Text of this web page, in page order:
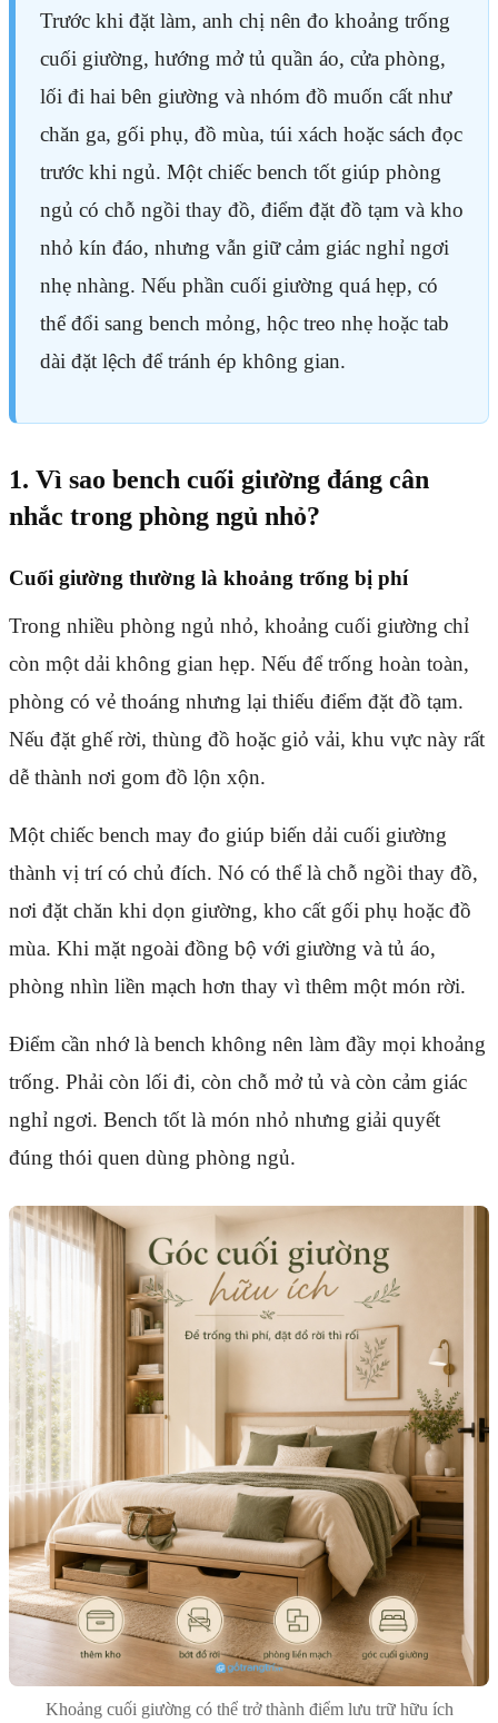
Trước khi đặt làm, anh chị nên đo khoảng trống
cuối giường, hướng mở tủ quần áo, cửa phòng,
lối đi hai bên giường và nhóm đồ muốn cất như
chăn ga, gối phụ, đồ mùa, túi xách hoặc sách đọc
trước khi ngủ. Một chiếc bench tốt giúp phòng
ngủ có chỗ ngồi thay đồ, điểm đặt đồ tạm và kho
nhỏ kín đáo, nhưng vẫn giữ cảm giác nghỉ ngơi
nhẹ nhàng. Nếu phần cuối giường quá hẹp, có
thể đổi sang bench mỏng, hộc treo nhẹ hoặc tab
dài đặt lệch để tránh ép không gian.
1. Vì sao bench cuối giường đáng cân
nhắc trong phòng ngủ nhỏ?
Cuối giường thường là khoảng trống bị phí
Trong nhiều phòng ngủ nhỏ, khoảng cuối giường chỉ
còn một dải không gian hẹp. Nếu để trống hoàn toàn,
phòng có vẻ thoáng nhưng lại thiếu điểm đặt đồ tạm.
Nếu đặt ghế rời, thùng đồ hoặc giỏ vải, khu vực này rất
dễ thành nơi gom đồ lộn xộn.
Một chiếc bench may đo giúp biến dải cuối giường
thành vị trí có chủ đích. Nó có thể là chỗ ngồi thay đồ,
nơi đặt chăn khi dọn giường, kho cất gối phụ hoặc đồ
mùa. Khi mặt ngoài đồng bộ với giường và tủ áo,
phòng nhìn liền mạch hơn thay vì thêm một món rời.
Điểm cần nhớ là bench không nên làm đầy mọi khoảng
trống. Phải còn lối đi, còn chỗ mở tủ và còn cảm giác
nghỉ ngơi. Bench tốt là món nhỏ nhưng giải quyết
đúng thói quen dùng phòng ngủ.
Khoảng cuối giường có thể trở thành điểm lưu trữ hữu ích